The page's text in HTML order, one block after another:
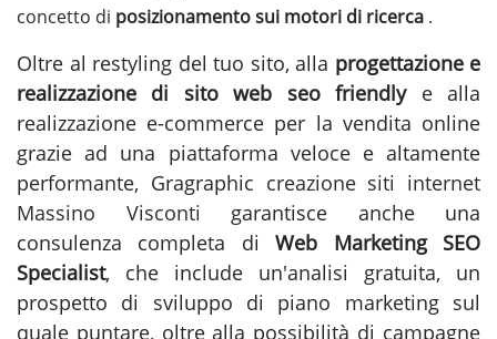
concetto di posizionamento sui motori di ricerca .
Oltre al restyling del tuo sito, alla progettazione e
realizzazione di sito web seo friendly e alla
realizzazione e-commerce per la vendita online
grazie ad una piattaforma veloce e altamente
performante, Gragraphic creazione siti internet
Massino Visconti garantisce anche una
consulenza completa diWeb Marketing SEO
Specialist, che include un'analisi gratuita, un
prospetto di sviluppo di piano marketing sul
quale puntare, oltre alla possibilità di campagne